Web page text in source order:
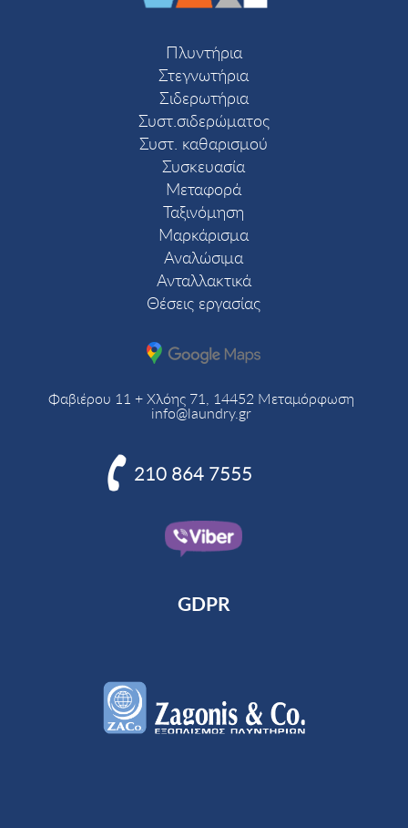
Πλυντήρια
Στεγνωτήρια
Σιδερωτήρια
Συστ.σιδερώματος
Συστ. καθαρισμού
Συσκευασία
Μεταφορά
Ταξινόμηση
Μαρκάρισμα
Αναλώσιμα
Ανταλλακτικά
Θέσεις εργασίας
Φαβιέρου 11 + Χλόης 71, 14452 Μεταμόρφωση
info@laundry.gr
210 864 7555
GDPR